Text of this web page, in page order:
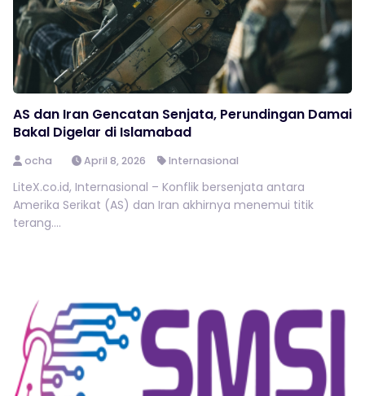
AS dan Iran Gencatan Senjata, Perundingan Damai
Bakal Digelar di Islamabad
ocha April 8, 2026 Internasional
LiteX.co.id, Internasional – Konflik bersenjata antara
Amerika Serikat (AS) dan Iran akhirnya menemui titik
terang....